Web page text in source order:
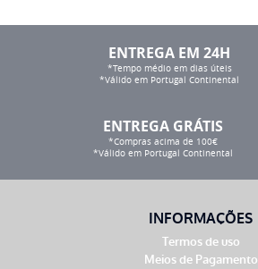
ENTREGA EM 24H
*Tempo médio em dias úteis
*Válido em Portugal Continental
ENTREGA GRÁTIS
*Compras acima de 100€
*Válido em Portugal Continental
INFORMAÇÕES
Termos de uso
Meios de Pagamento